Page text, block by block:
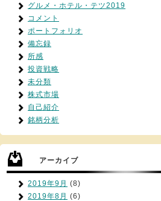
グルメ・ホテル・テツ2019
コメント
ポートフォリオ
備忘録
所感
投資戦略
未分類
株式市場
自己紹介
銘柄分析
アーカイブ
2019年9月 (8)
2019年8月 (6)